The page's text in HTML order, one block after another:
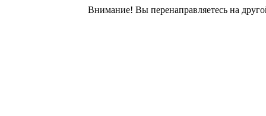
Внимание! Вы перенаправляетесь на